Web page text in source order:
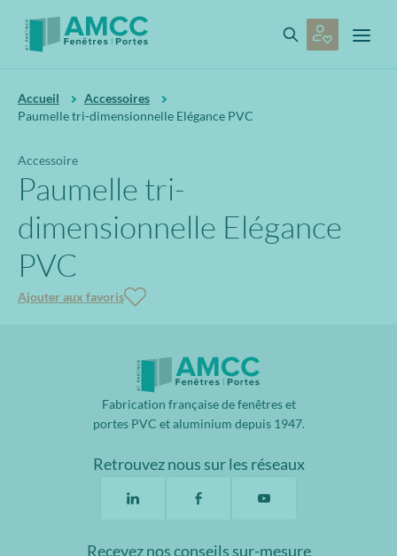
Accueil
Accessoires
Paumelle tri-dimensionnelle Elégance PVC
Accessoire
Paumelle tri-
dimensionnelle Elégance
PVC
Ajouter aux favoris
Fabrication française de fenêtres et
portes PVC et aluminium depuis 1947.
Retrouvez nous sur les réseaux
Recevez nos conseils sur-mesure